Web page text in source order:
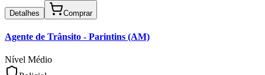
Detalhes Comprar
Agente de Trânsito - Parintins (AM)
Nível Médio